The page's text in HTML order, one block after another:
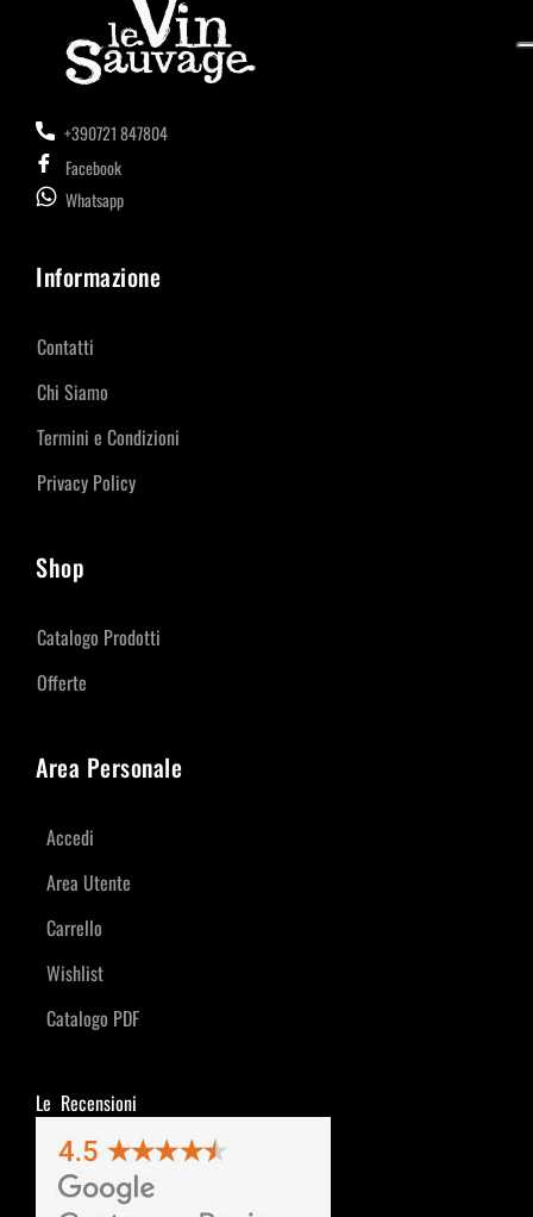
+390721 847804
Facebook
Whatsapp
Informazione
Contatti
Chi Siamo
Termini e Condizioni
Privacy Policy
Shop
Catalogo Prodotti
Offerte
Area Personale
Accedi
Area Utente
Carrello
Wishlist
Catalogo PDF
Le Recensioni